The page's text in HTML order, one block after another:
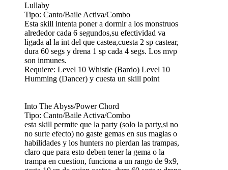
Lullaby
Tipo: Canto/Baile Activa/Combo
Esta skill intenta poner a dormir a los monstruos
alrededor cada 6 segundos,su efectividad va
ligada al la int del que castea,cuesta 2 sp castear,
dura 60 segs y drena 1 sp cada 4 segs. Los mvp
son inmunes.
Requiere: Level 10 Whistle (Bardo) Level 10
Humming (Dancer) y cuesta un skill point
Into The Abyss/Power Chord
Tipo: Canto/Baile Activa/Combo
esta skill permite que la party (solo la party,si no
no surte efecto) no gaste gemas en sus magias o
habilidades y los hunters no pierdan las trampas,
claro que para esto deben tener la gema o la
trampa en cuestion, funciona a un rango de 9x9,